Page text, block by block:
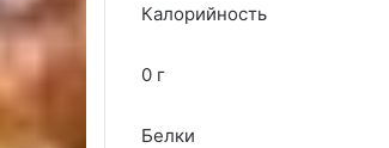
Калорийность
0 г
Белки